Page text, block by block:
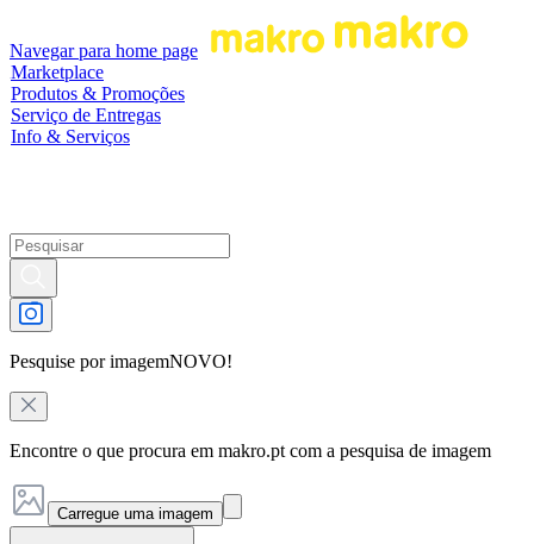
Navegar para home page
Marketplace
Produtos & Promoções
Serviço de Entregas
Info & Serviços
Pesquise por imagemNOVO!
Encontre o que procura em makro.pt com a pesquisa de imagem
Carregue uma imagem